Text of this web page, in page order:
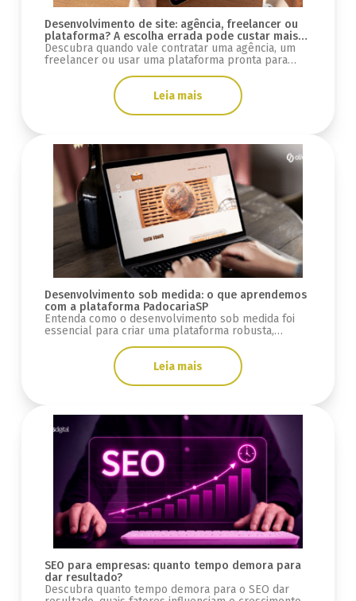
Desenvolvimento de site: agência, freelancer ou
plataforma? A escolha errada pode custar mais
do que você imagina
Descubra quando vale contratar uma agência, um
freelancer ou usar uma plataforma pronta para
Leia mais
Desenvolvimento sob medida: o que aprendemos
com a plataforma PadocariaSP
Entenda como o desenvolvimento sob medida foi
essencial para criar uma plataforma robusta,
Leia mais
SEO para empresas: quanto tempo demora para
dar resultado?
Descubra quanto tempo demora para o SEO dar